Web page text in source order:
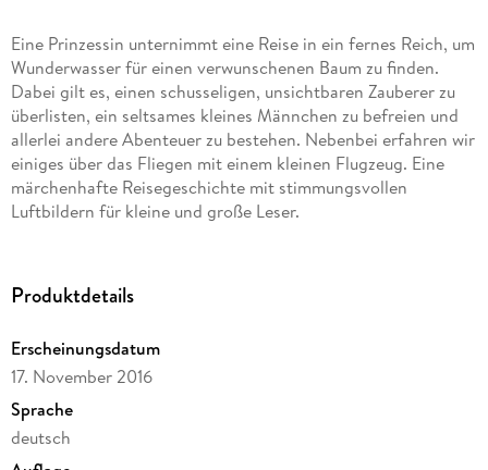
Eine Prinzessin unternimmt eine Reise in ein fernes Reich, um
Wunderwasser für einen verwunschenen Baum zu finden.
Dabei gilt es, einen schusseligen, unsichtbaren Zauberer zu
überlisten, ein seltsames kleines Männchen zu befreien und
allerlei andere Abenteuer zu bestehen. Nebenbei erfahren wir
einiges über das Fliegen mit einem kleinen Flugzeug. Eine
märchenhafte Reisegeschichte mit stimmungsvollen
Luftbildern für kleine und große Leser.
Produktdetails
Erscheinungsdatum
17. November 2016
Sprache
deutsch